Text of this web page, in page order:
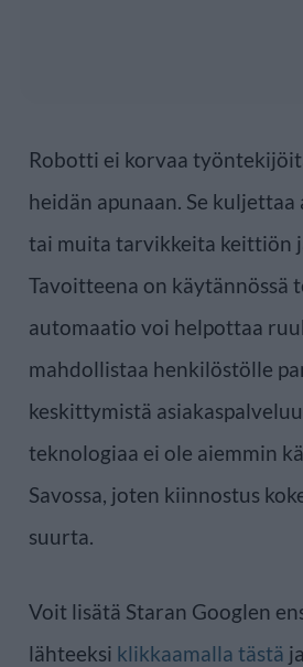
Robotti ei korvaa
heidän apunaan. Se
tai muita tarvikkeita keittiön
Tavoitteena on käytännössä
automaatio voi helpottaa
mahdollistaa henkilöstölle
keskittymistä
teknologiaa ei ole aiemmin
Savossa, joten kiinnostus
suurta.
Voit lisätä Staran Googlen
lähteeksi klikkaamalla tästä